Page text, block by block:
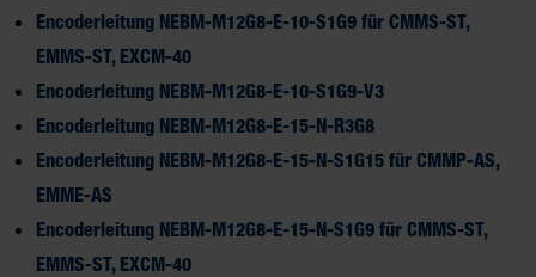
Encoderleitung NEBM-M12G8-E-10-S1G9 für CMMS-ST,
EMMS-ST, EXCM-40
Encoderleitung NEBM-M12G8-E-10-S1G9-V3
Encoderleitung NEBM-M12G8-E-15-N-R3G8
Encoderleitung NEBM-M12G8-E-15-N-S1G15 für CMMP-AS,
EMME-AS
Encoderleitung NEBM-M12G8-E-15-N-S1G9 für CMMS-ST,
EMMS-ST, EXCM-40